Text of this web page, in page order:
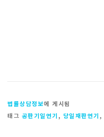
법률상담정보에 게시됨
태그 공판기일연기 , 당일재판연기 ,